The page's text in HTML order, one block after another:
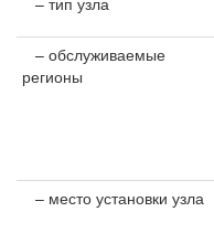
– обслуживаемые
регионы
– место установки узла